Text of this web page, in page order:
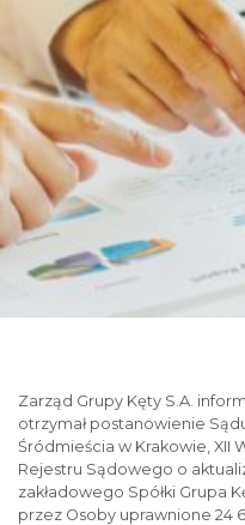
Zarząd Grupy Kęty S.A.
otrzymał postanowienie
Śródmieścia w Krakowie, XII
Rejestru Sądowego o
zakładowego Spółki Grupa
przez Osoby uprawnione 24